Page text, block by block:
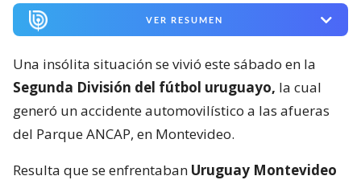
VER RESUMEN
Una insólita situación se vivió este sábado en la
Segunda División del fútbol uruguayo, la cual
generó un accidente automovilístico a las afueras
del Parque ANCAP, en Montevideo.
Resulta que se enfrentaban Uruguay Montevideo